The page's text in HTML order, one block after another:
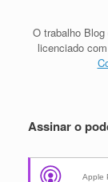
O trabalho
licenciado
Assinar o
Apple